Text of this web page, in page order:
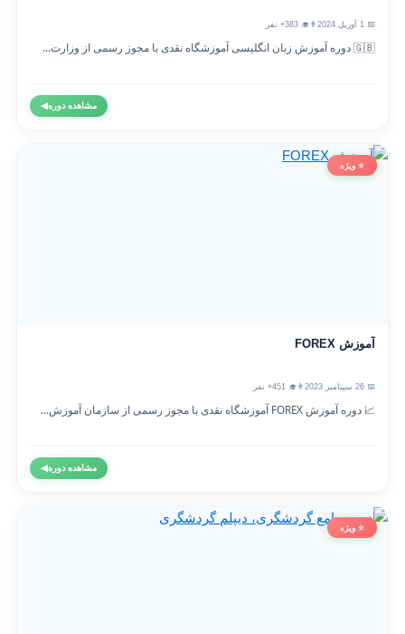
👨‍🎓 383+ نفر
🇬🇧 دوره آموزش زبان انگلیسی آموزشگاه نقدی با مجوز رسمی از وزارت...
مشاهده دوره◀
⭐ ویژه
آموزش FOREX
👨‍🎓 451+ نفر
📈 دوره آموزش FOREX آموزشگاه نقدی با مجوز رسمی از سازمان آموزش...
مشاهده دوره◀
⭐ ویژه